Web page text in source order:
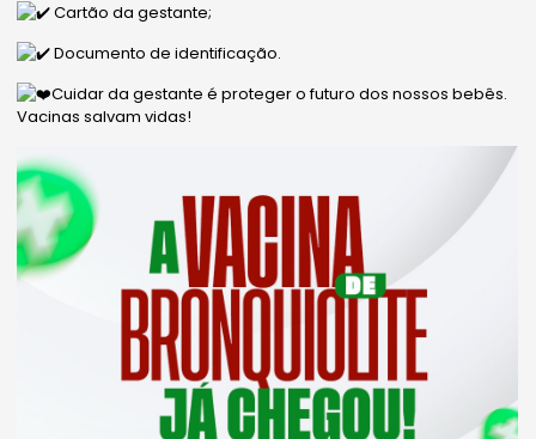
Cartão da gestante;
Documento de identificação.
Cuidar da gestante é proteger o futuro dos nossos bebês.
Vacinas salvam vidas!